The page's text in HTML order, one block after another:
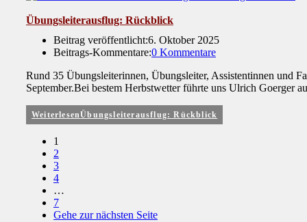
Übungsleiterausflug: Rückblick
Beitrag veröffentlicht:6. Oktober 2025
Beitrags-Kommentare:0 Kommentare
Rund 35 Übungsleiterinnen, Übungsleiter, Assistentinnen und
September.Bei bestem Herbstwetter führte uns Ulrich Goerger
WeiterlesenÜbungsleiterausflug: Rückblick
1
2
3
4
…
7
Gehe zur nächsten Seite